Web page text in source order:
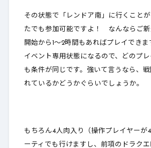
その状態で「レンドア南」に行くこと
たでも参加可能ですよ！ なんならご新
開始から1～2時間もあればプレイでき
イベント専用状態になる ので、どのプ
も条件が同じです。強いて言うなら、
れているかどうかぐらいでしょうか。
もちろん4人肉入り（操作プレイヤーが
ーティでも行けますし、前項のドラクエ